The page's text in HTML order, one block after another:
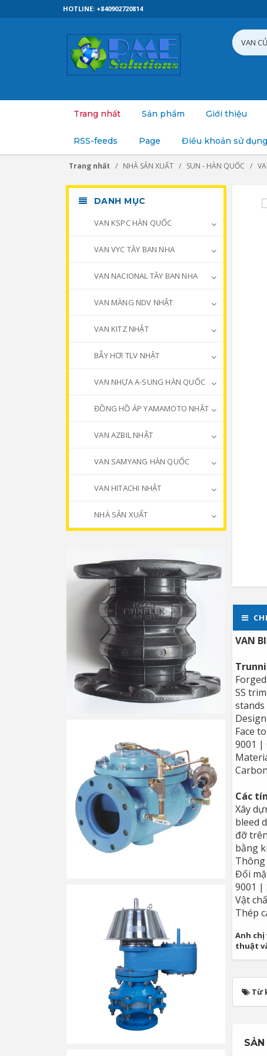
HOTLINE: +840902720814
Trang nhất Sản phẩm Giới thiệu
RSS-feeds Page Điều khoản sử dụng
Trang nhất NHÀ SẢN XUẤT SUN - HÀN QUỐC
VAN
SS
Face
9001 |
Các
Xây
bleed
đỡ
bằng
Đối
9001 |
Vật
Thép
Anh chị
thuật
Từ
DANH MỤC
VAN KSPC HÀN QUỐC
VAN VYC TÂY BAN NHA
VAN NACIONAL TÂY BAN NHA
VAN MÀNG NDV NHẬT
VAN KITZ NHẬT
BẪY HƠI TLV NHẬT
VAN NHỰA A-SUNG HÀN QUỐC
ĐỒNG HỒ ÁP YAMAMOTO NHẬT
VAN AZBIL NHẬT
VAN SAMYANG HÀN QUỐC
VAN HITACHI NHẬT
NHÀ SẢN XUẤT